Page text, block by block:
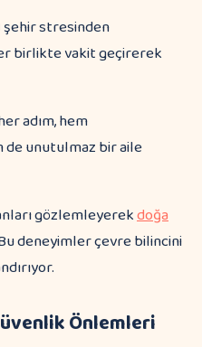
şehir stresinden
birlikte vakit geçirerek
adım, hem
unutulmaz bir aile
gözlemleyerekdoğa
deneyimler çevre bilincini
Önlemleri